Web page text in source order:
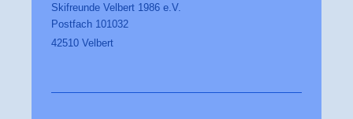
Skifreunde Velbert 1986 e.V.
Postfach 101032
42510 Velbert